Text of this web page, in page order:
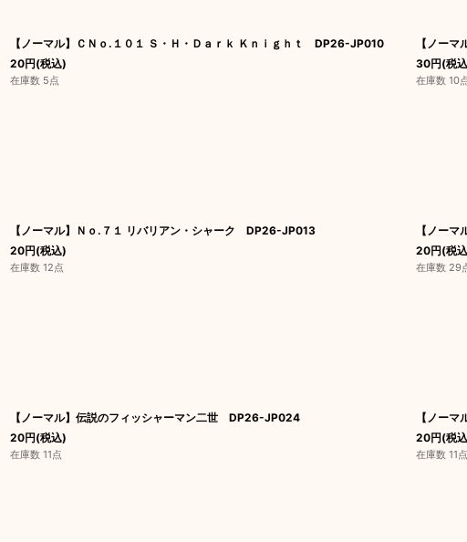
【ノーマル】ＣＮｏ.１０１ Ｓ・Ｈ・Ｄａｒｋ Ｋｎｉｇｈｔ DP26-JP010
20円(税込)
在庫数 5点
【ノー
30円(税
在庫数 10
【ノーマル】Ｎｏ.７１ リバリアン・シャーク DP26-JP013
20円(税込)
在庫数 12点
【ノー
20円(税
在庫数 29
【ノーマル】伝説のフィッシャーマン二世 DP26-JP024
20円(税込)
在庫数 11点
【ノー
20円(税
在庫数 11点